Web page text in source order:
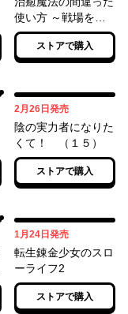
使い方 ～戦場を駆
ける回復要員～(16)
ストアで購入
2月26日 02月26日
発売
陰の実力者になりた
くて！ （１５）
ストアで購入
1月24日 01月24日
発売
転生錬金少女のスロ
ーライフ2
ストアで購入